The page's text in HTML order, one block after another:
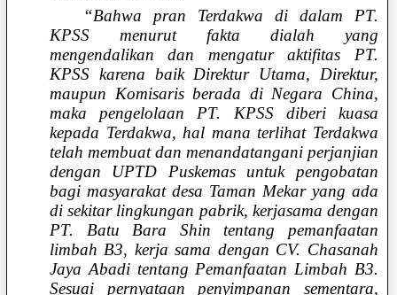
“Bahwa pran Terdakwa di dalam PT.
KPSS menurut fakta dialah yang
mengendalikan dan mengatur aktifitas PT.
KPSS karena baik Direktur Utama, Direktur,
maupun Komisaris berada di Negara China,
maka pengelolaan PT. KPSS diberi kuasa
kepada Terdakwa, hal mana terlihat Terdakwa
telah membuat dan menandatangani perjanjian
dengan UPTD Puskemas untuk pengobatan
bagi masyarakat desa Taman Mekar yang ada
di sekitar lingkungan pabrik, kerjasama dengan
PT. Batu Bara Shin tentang pemanfaatan
limbah B3, kerja sama dengan CV. Chasanah
Jaya Abadi tentang Pemanfaatan Limbah B3.
Sesuai pernyataan penyimpanan sementara,